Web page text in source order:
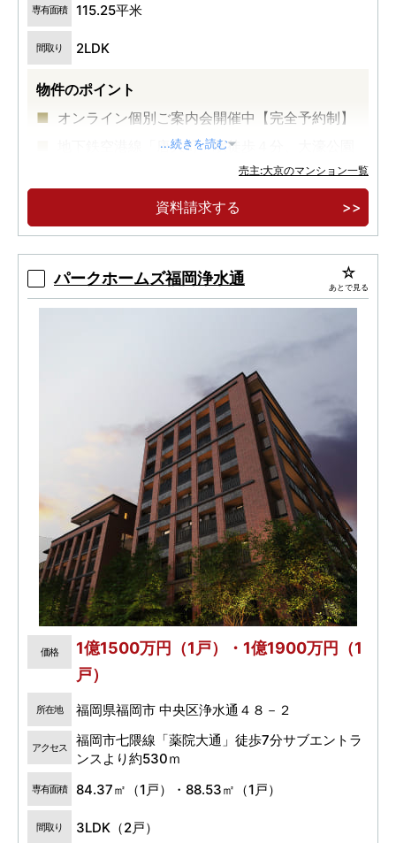
専有面積 115.25平米
間取り 2LDK
物件のポイント
オンライン個別ご案内会開催中【完全予約制】
地下鉄空港線「唐人町」駅徒歩４分、大濠公園
全邸南向き・全１５邸のプライベートレジデン
ス誕生。
...続きを読む
売主:大京のマンション一覧
資料請求する
パークホームズ福岡浄水通 あとで見る
価格
1億1500万円（1戸）・1億1900万円（1
戸）
所在地 福岡県福岡市 中央区浄水通４８－２
アクセス
福岡市七隈線「薬院大通」徒歩7分サブエントラ
ンスより約530ｍ
専有面積 84.37㎡（1戸）・88.53㎡（1戸）
間取り 3LDK（2戸）